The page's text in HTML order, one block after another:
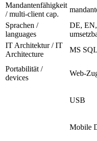
Mandantenfähigkeit
/ multi-client cap.
Sprachen /
languages
DE, EN,
IT Architektur / IT
Architecture
MS
Portabilität /
devices
Web-
USB
Mobile